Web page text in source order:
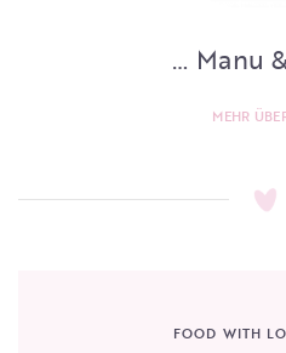
… Manu
MEHR
FOOD WITH